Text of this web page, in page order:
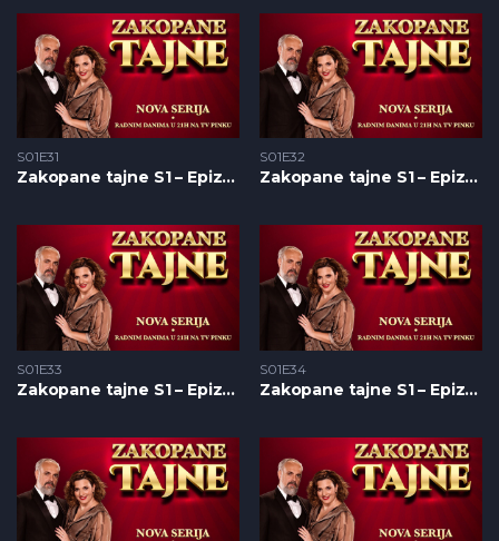
S01E31
Zakopane tajne S1 – Epizoda 31
S01E32
Zakopane tajne S1 – Epizoda 32
S01E33
Zakopane tajne S1 – Epizoda 33
S01E34
Zakopane tajne S1 – Epizoda 34